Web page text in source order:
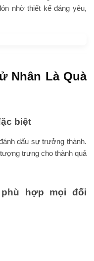
nhờ thiết kế đáng yêu,
Nhân Là Quà
biệt
dấu sự trưởng thành.
trưng cho thành quả
hợp mọi đối